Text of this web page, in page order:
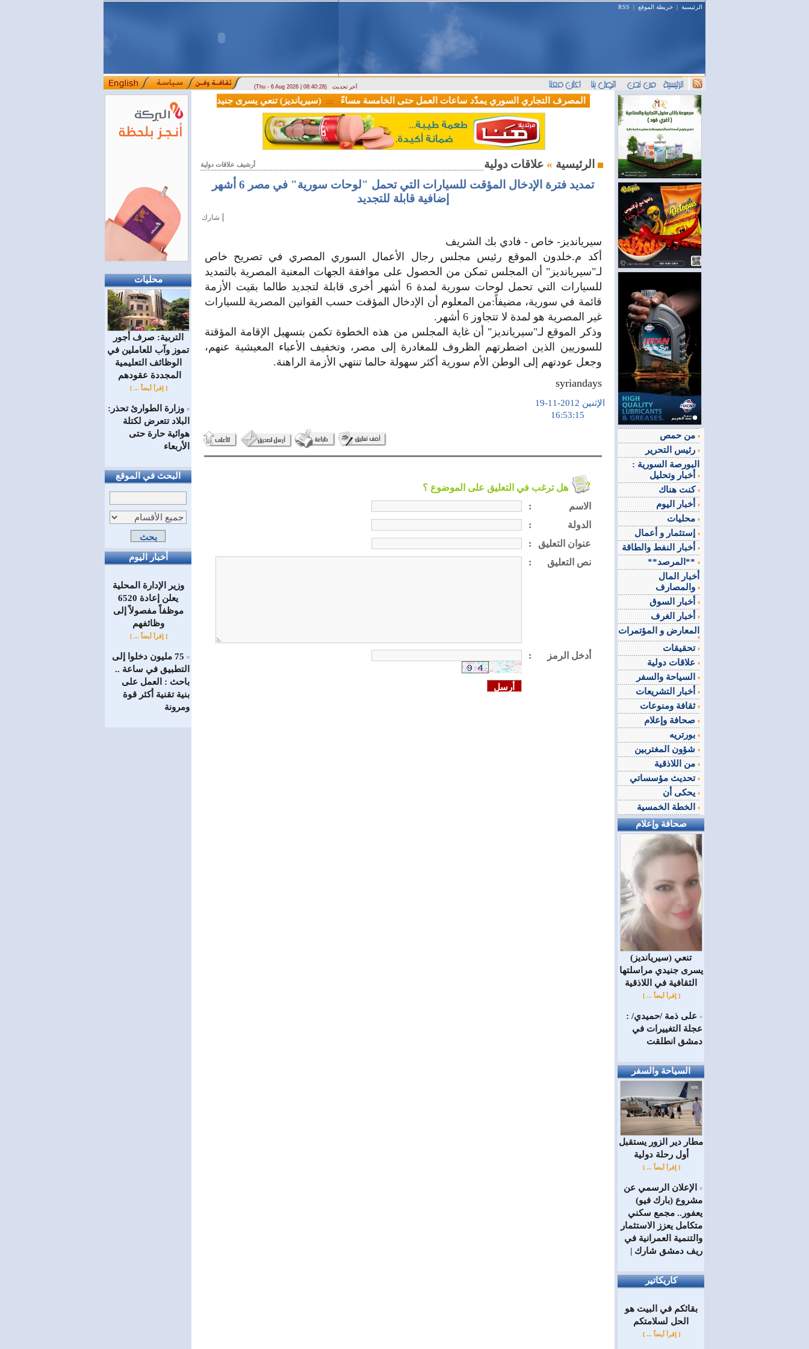
الرئيسية | خريطة الموقع |
RSS
(Thu - 6 Aug 2026 | 08:40:28) آخر تحديث
محليات
التربية: صرف أجور
تموز وآب للعاملين في
الوظائف ‏التعليمية
المجددة عقودهم ‏
[ إقرأ أيضاً ... ]
= وزارة الطوارئ تحذر:
البلاد تتعرض لكتلة
هوائية حارة حتى
الأربعاء
البحث في الموقع
أخبار اليوم
وزير الإدارة المحلية
يعلن إعادة 6520
موظفاً مفصولاً إلى
‏وظائفهم
[ إقرأ أيضاً ... ]
=
75 مليون دخلوا إلى
التطبيق في ساعة ..
باحث : العمل على
بنية تقنية أكثر قوة
ومرونة
وصول أول رحلة لشركة LEAV Aviation من دوسلدورف إلى دمشق المصرف التجاري السوري يمدّد ساعات العمل حتى الخامسة مساءً::::
أرشيف علاقات دولية الرئيسية »
تمديد فترة الإدخال المؤقت للسيارات التي تحمل "لوحات سورية" في مصر 6 أشهر
إضافية قابلة للتجديد
شارك |
سيريانديز- خاص - فادي بك الشريف
أكد م.خلدون الموقع رئيس مجلس رجال الأعمال السوري المصري في تصريح خاص
لـ"سيريانديز" أن المجلس تمكن من الحصول على موافقة الجهات المعنية المصرية بالتمديد
للسيارات التي تحمل لوحات سورية لمدة 6 أشهر أخرى قابلة لتجديد طالما بقيت الأزمة
قائمة في سورية، مضيفاً:من المعلوم أن الإدخال المؤقت حسب القوانين المصرية للسيارات
غير المصرية هو لمدة لا تتجاوز 6 أشهر.
وذكر الموقع لـ"سيريانديز" أن غاية المجلس من هذه الخطوة تكمن بتسهيل الإقامة المؤقتة
للسوريين الذين اضطرتهم الظروف للمغادرة إلى مصر، وتخفيف الأعباء المعيشية عنهم،
وجعل عودتهم إلى الوطن الأم سورية أكثر سهولة حالما تنتهي الأزمة الراهنة.
syriandays
الإثنين 2012-11-19
هل ترغب في التعليق على الموضوع ؟
:
الاسم
:
الدولة
:
عنوان التعليق
:
نص التعليق
: أدخل الرمز
البورصة السورية :
كنت هناك
**المرصد**
أخبار المال
المعارض و المؤتمرات
تحقيقات
ثقافة ومنوعات
تحديث مؤسساتي
صحافة وإعلام
(سيريانديز) تنعي
يسرى جنيدي مراسلتها
الثقافية في اللاذقية
[ إقرأ أيضاً ... ]
= على ذمة /حميدي/ :
عجلة التغييرات في
دمشق انطلقت
السياحة والسفر
مطار دير الزور يستقبل
أول رحلة دولية
[ إقرأ أيضاً ... ]
=
الإعلان الرسمي عن
مشروع (بارك فيو)
يعفور.. مجمع سكني
متكامل يعزز الاستثمار
والتنمية العمرانية في
ريف دمشق شارك |
كاريكاتير
بقائكم في البيت هو
الحل لسلامتكم
[ إقرأ أيضاً ... ]